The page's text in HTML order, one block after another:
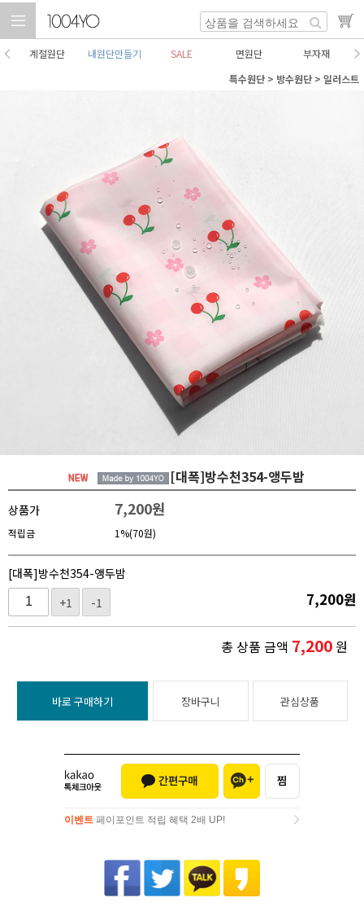
계절원단 내원단만들기 SALE 면원단
부자재
특수원단 > 방수원단 > 일러스트
[대폭]방수천354-앵두밤
상품가 7,200원
적립금 1%(70원)
[대폭]방수천354-앵두밤
+1
-1 7,200원
총 상품 금액 7,200원
바로 구매하기 장바구니 관심상품
이벤트 페이포인트 적립 혜택 2배 UP!